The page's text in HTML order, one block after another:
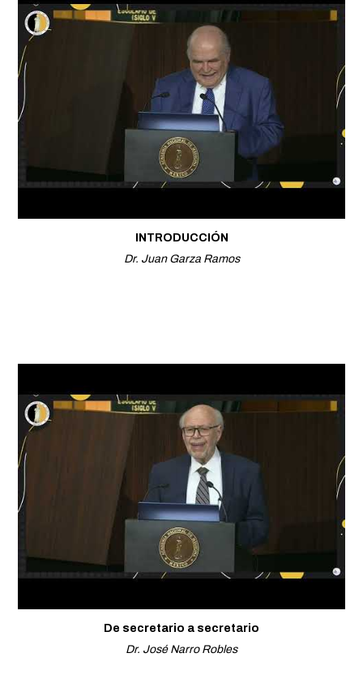
INTRODUCCIÓN
Dr. Juan Garza Ramos
De secretario a secretario
Dr. José Narro Robles